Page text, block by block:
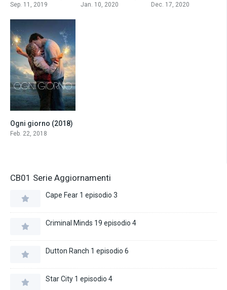
Sep. 11, 2019 Jan. 10, 2020 Dec. 17, 2020
6.4
Ogni giorno (2018)
Feb. 22, 2018
CB01 Serie Aggiornamenti
Cape Fear 1 episodio 3
Criminal Minds 19 episodio 4
Dutton Ranch 1 episodio 6
Star City 1 episodio 4